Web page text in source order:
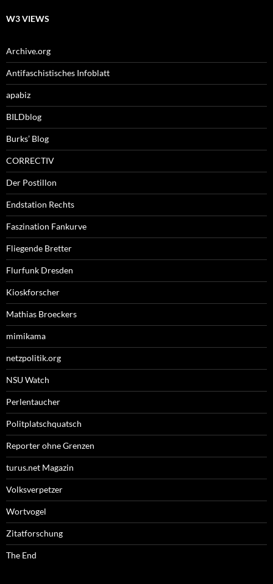
W3 VIEWS
Archive.org
Antifaschistisches Infoblatt
apabiz
BILDblog
Burks’ Blog
CORRECTIV
Der Postillon
Endstation Rechts
Faszination Fankurve
Fliegende Bretter
Flurfunk Dresden
Kioskforscher
Mathias Broeckers
mimikama
netzpolitik.org
NSU Watch
Perlentaucher
Politplatschquatsch
Reporter ohne Grenzen
turus.net Magazin
Volksverpetzer
Wortvogel
Zitatforschung
The End